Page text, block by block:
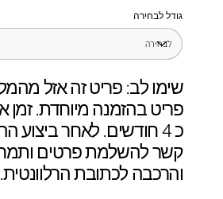
גודל לבחירה
שימו לב: פריט זה אזל
פריט בהזמנה מיוחדת.
כ 4 חודשים. לאחר ביצוע
קשר להשלמת פרטים
והרכבה לכתובת הרלוונטית.